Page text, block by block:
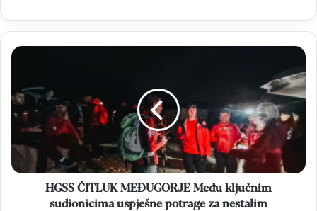
HGSS
Među
ključnim
sudionicima
uspješne
potrage
za
muškarcem
HGSS ČITLUK MEĐUGORJE Među ključnim
sudionicima uspješne potrage za nestalim